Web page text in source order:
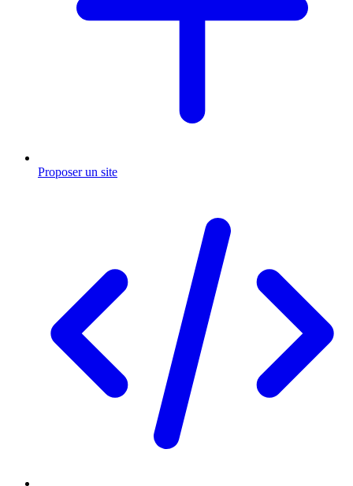
Proposer un site